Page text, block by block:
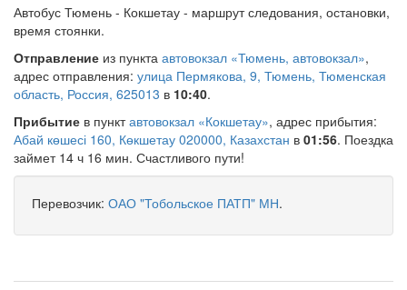
Автобус Тюмень - Кокшетау - маршрут следования, остановки,
время стоянки.
Отправление из пункта автовокзал «Тюмень, автовокзал»,
адрес отправления: улица Пермякова, 9, Тюмень, Тюменская
область, Россия, 625013 в 10:40.
Прибытие в пунктавтовокзал «Кокшетау», адрес прибытия:
Абай көшесі 160, Көкшетау 020000, Казахстан в 01:56. Поездка
займет 14 ч 16 мин. Счастливого пути!
Перевозчик: ОАО "Тобольское ПАТП" МН.